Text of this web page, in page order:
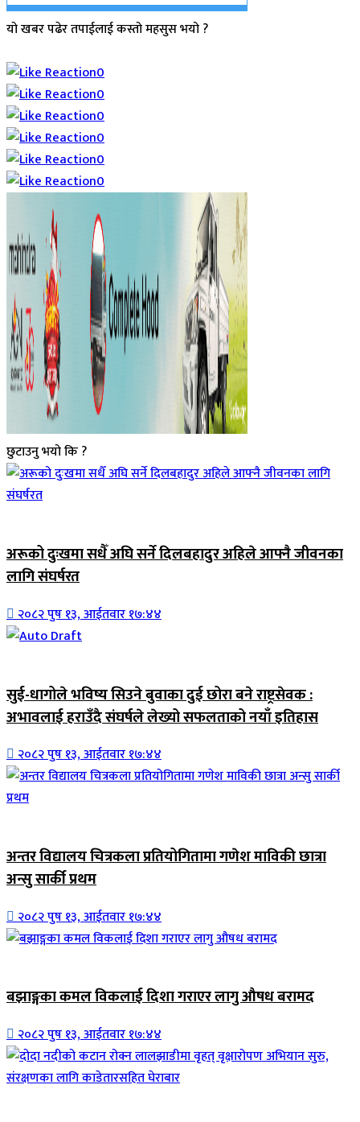
यो खबर पढेर तपाईलाई कस्तो महसुस भयो ?
0
0
0
0
0
0
छुटाउनु भयो कि ?
अरूको दुःखमा सधैँ अघि सर्ने दिलबहादुर अहिले आफ्नै जीवनका
लागि संघर्षरत
२०८२ पुष १३, आईतवार १७:४४
सुई-धागोले भविष्य सिउने बुवाका दुई छोरा बने राष्ट्रसेवक :
अभावलाई हराउँदै संघर्षले लेख्यो सफलताको नयाँ इतिहास
२०८२ पुष १३, आईतवार १७:४४
अन्तर विद्यालय चित्रकला प्रतियोगितामा गणेश माविकी छात्रा
अन्सु सार्की प्रथम
२०८२ पुष १३, आईतवार १७:४४
बझाङ्गका कमल विकलाई दिशा गराएर लागु औषध बरामद
२०८२ पुष १३, आईतवार १७:४४